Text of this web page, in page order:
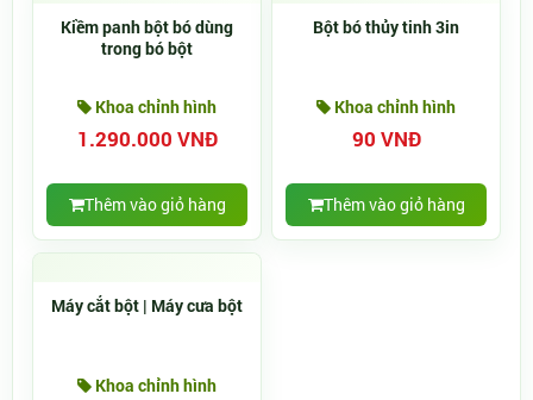
Kiềm panh bột bó dùng
trong bó bột
Khoa chỉnh hình
1.290.000 VNĐ
Thêm vào giỏ hàng
Bột bó thủy tinh 3in
Khoa chỉnh hình
90 VNĐ
Thêm vào giỏ hàng
Máy cắt bột | Máy cưa bột
Khoa chỉnh hình